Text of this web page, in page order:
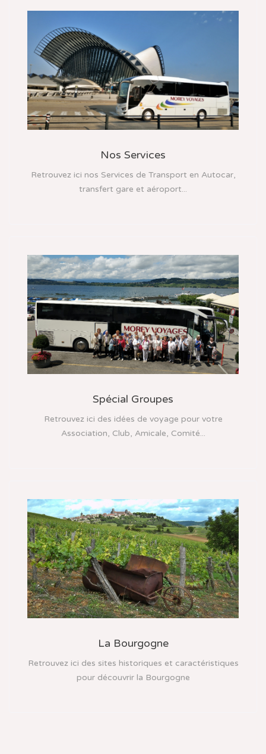
Nos Services
Retrouvez ici nos Services de Transport en Autocar,
transfert gare et aéroport...
Spécial Groupes
Retrouvez ici des idées de voyage pour votre
Association, Club, Amicale, Comité...
La Bourgogne
Retrouvez ici des sites historiques et caractéristiques
pour découvrir la Bourgogne